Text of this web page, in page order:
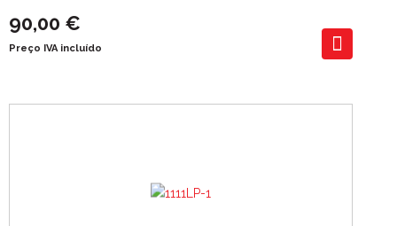
90,00 €
Preço IVA incluído